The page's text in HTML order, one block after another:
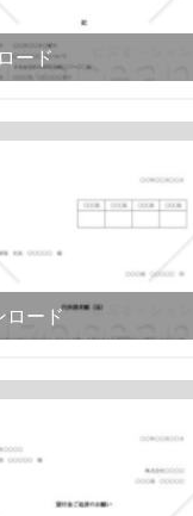
ード
ロード